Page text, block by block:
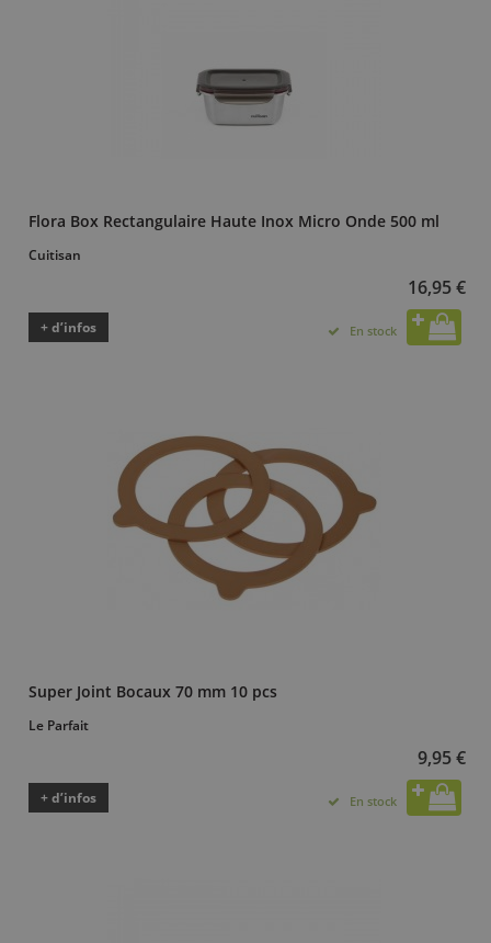
Flora Box Rectangulaire Haute Inox Micro Onde 500 ml
Cuitisan
16,95 €
+ d’infos En stock
Super Joint Bocaux 70 mm 10 pcs
Le Parfait
9,95 €
+ d’infos En stock